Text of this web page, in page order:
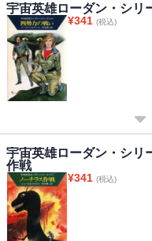
宇宙英雄ローダン・シ
¥341 (税込)
宇宙英雄ローダン・シ
作戦
¥341 (税込)